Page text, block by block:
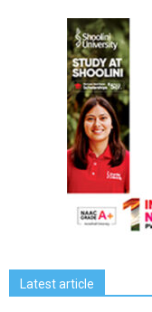
Latest article